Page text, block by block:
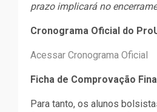
prazo implicará no
Cronograma Oficial do
Acessar Cronograma Oficial
Ficha de Comprovação
Para tanto, os alunos